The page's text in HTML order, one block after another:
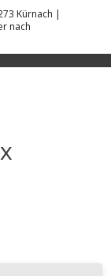
Kürnach |
nach